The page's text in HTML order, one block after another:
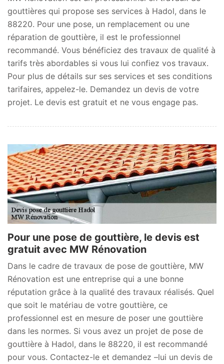
gouttières qui propose ses services à Hadol, dans le
88220. Pour une pose, un remplacement ou une
réparation de gouttière, il est le professionnel
recommandé. Vous bénéficiez des travaux de qualité à
tarifs très abordables si vous lui confiez vos travaux.
Pour plus de détails sur ses services et ses conditions
tarifaires, appelez-le. Demandez un devis de votre
projet. Le devis est gratuit et ne vous engage pas.
Pour une pose de gouttière, le devis est
gratuit avec MW Rénovation
Dans le cadre de travaux de pose de gouttière, MW
Rénovation est une entreprise qui a une bonne
réputation grâce à la qualité des travaux réalisés. Quel
que soit le matériau de votre gouttière, ce
professionnel est en mesure de poser une gouttière
dans les normes. Si vous avez un projet de pose de
gouttière à Hadol, dans le 88220, il est recommandé
pour vous. Contactez-le et demandez –lui un devis de